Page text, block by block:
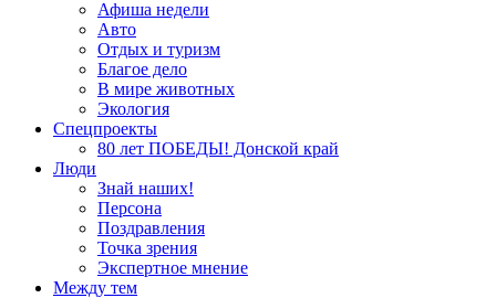
Афиша недели
Авто
Отдых и туризм
Благое дело
В мире животных
Экология
Спецпроекты
80 лет ПОБЕДЫ! Донской край
Люди
Знай наших!
Персона
Поздравления
Точка зрения
Экспертное мнение
Между тем